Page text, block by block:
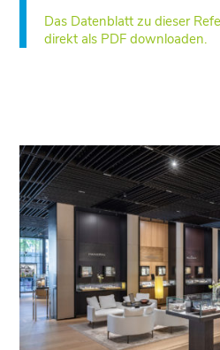
Das Datenblatt zu dieser
direkt als PDF downloaden.